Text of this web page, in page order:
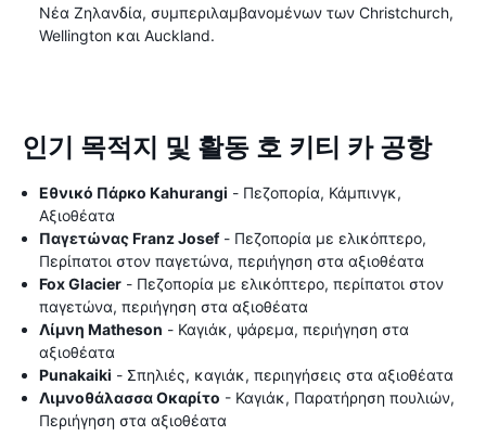
Νέα Ζηλανδία, συμπεριλαμβανομένων των Christchurch,
Wellington και Auckland.
인기 목적지 및 활동 호 키티 카 공항
Εθνικό Πάρκο Kahurangi - Πεζοπορία, Κάμπινγκ,
Αξιοθέατα
Παγετώνας Franz Josef- Πεζοπορία με ελικόπτερο,
Περίπατοι στον παγετώνα, περιήγηση στα αξιοθέατα
Fox Glacier - Πεζοπορία με ελικόπτερο, περίπατοι στον
παγετώνα, περιήγηση στα αξιοθέατα
Λίμνη Matheson - Καγιάκ, ψάρεμα, περιήγηση στα
αξιοθέατα
Punakaiki - Σπηλιές, καγιάκ, περιηγήσεις στα αξιοθέατα
Λιμνοθάλασσα Οκαρίτο - Καγιάκ, Παρατήρηση πουλιών,
Περιήγηση στα αξιοθέατα